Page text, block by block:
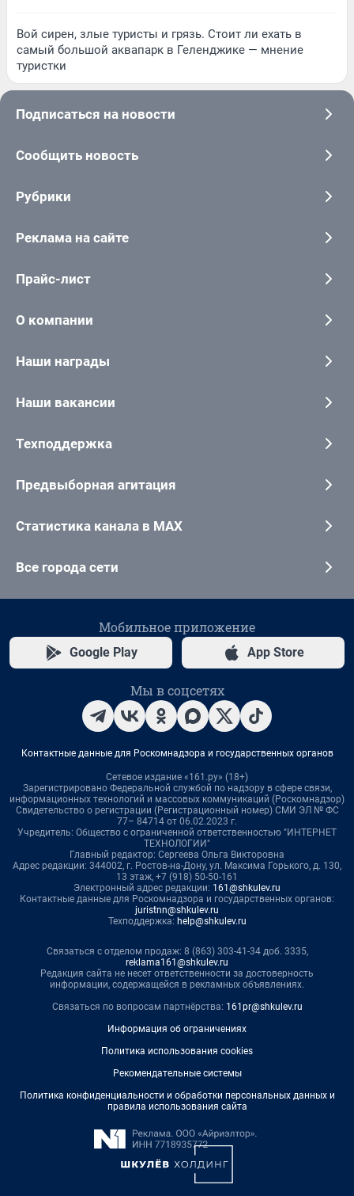
Вой сирен, злые туристы и грязь. Стоит ли ехать в
самый большой аквапарк в Геленджике — мнение
туристки
Подписаться на новости
Сообщить новость
Рубрики
Реклама на сайте
Прайс-лист
О компании
Наши награды
Наши вакансии
Техподдержка
Предвыборная агитация
Статистика канала в MAX
Все города сети
Мобильное приложение
Google Play App Store
Мы в соцсетях
Контактные данные для Роскомнадзора и государственных органов
Сетевое издание «161.ру» (18+)
Зарегистрировано Федеральной службой по надзору в сфере связи,
информационных технологий и массовых коммуникаций (Роскомнадзор)
Свидетельство о регистрации (Регистрационный номер) СМИ ЭЛ № ФС
77– 84714 от 06.02.2023 г.
Учредитель: Общество с ограниченной ответственностью "ИНТЕРНЕТ
ТЕХНОЛОГИИ"
Главный редактор: Сергеева Ольга Викторовна
Адрес редакции: 344002, г. Ростов-на-Дону, ул. Максима Горького, д. 130,
13 этаж, +7 (918) 50-50-161
Электронный адрес редакции: 161@shkulev.ru
Контактные данные для Роскомнадзора и государственных органов:
juristnn@shkulev.ru
Техподдержка: help@shkulev.ru
Связаться с отделом продаж: 8 (863) 303-41-34 доб. 3335,
reklama161@shkulev.ru
Редакция сайта не несет ответственности за достоверность
информации, содержащейся в рекламных объявлениях.
Связаться по вопросам партнёрства: 161pr@shkulev.ru
Информация об ограничениях
Политика использования cookies
Рекомендательные системы
Политика конфиденциальности и обработки персональных данных и
правила использования сайта